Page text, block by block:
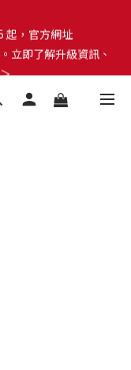
立即了解升級資訊、
立即了解升級資訊、
金！全館滿 $1,500 享